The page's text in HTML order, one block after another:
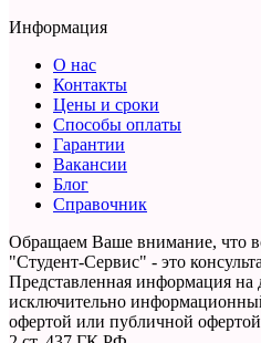
Информация
О нас
Контакты
Цены и сроки
Способы оплаты
Гарантии
Вакансии
Блог
Справочник
Обращаем Ваше внимание, что
"Студент-Сервис" - это
Представленная информация на
исключительно
офертой или публичной офертой